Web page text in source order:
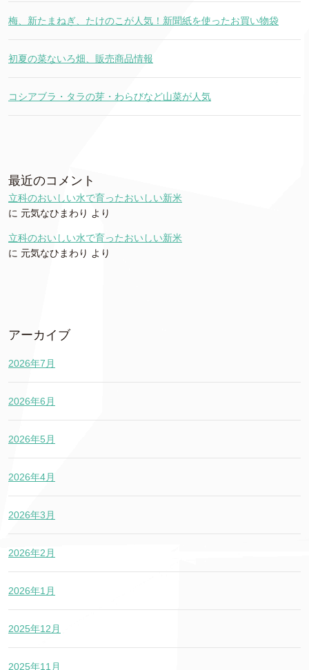
梅、新たまねぎ、たけのこが人気！新聞紙を使ったお買い物袋
初夏の菜ないろ畑、販売商品情報
コシアブラ・タラの芽・わらびなど山菜が人気
最近のコメント
立科のおいしい水で育ったおいしい新米
に 元気なひまわり より
立科のおいしい水で育ったおいしい新米
に 元気なひまわり より
アーカイブ
2026年7月
2026年6月
2026年5月
2026年4月
2026年3月
2026年2月
2026年1月
2025年12月
2025年11月